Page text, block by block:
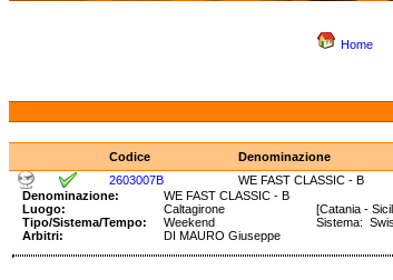
Home
Codice Denominazione
2603007B
WE FAST CLASSIC - B
Denominazione:
WE FAST CLASSIC - B
Luogo:
Caltagirone
[Catania -
Tipo/Sistema/Tempo:
Weekend
Sistema:
Arbitri:
DI MAURO Giuseppe